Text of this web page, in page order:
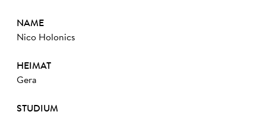
NAME
Nico Holonics
HEIMAT
Gera
STUDIUM